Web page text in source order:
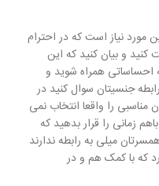
مورد نیاز است که در احترام
و بیان کنید که این
همراه شوید و
جنسیتان سوال کنید در
مناسبی را واقعا انتخاب نمی
زمانی را قرار بدهید که
میلی به رابطه ندارند
که با کمک هم و در